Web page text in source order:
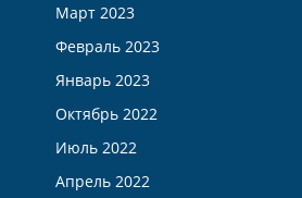
Март 2023
Февраль 2023
Январь 2023
Октябрь 2022
Июль 2022
Апрель 2022